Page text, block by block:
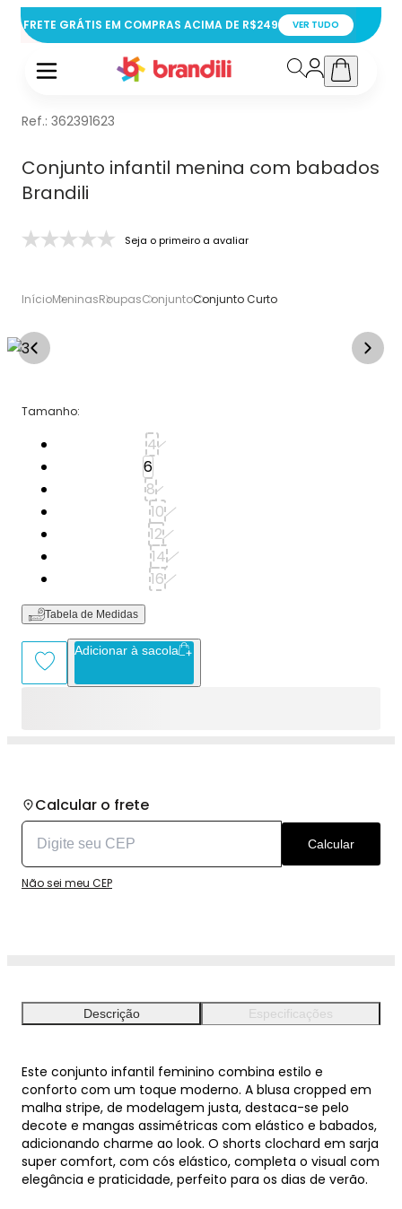
FRETE GRÁTIS EM COMPRAS ACIMA DE R$249 VER TUDO
Ref.: 362391623
Conjunto infantil menina com babados
Brandili
Seja o primeiro a avaliar
InícioMeninasRoupasConjuntoConjunto Curto
Tamanho:
4
6
8
10
12
14
16
Tabela de Medidas
Adicionar à sacola
Calcular o frete
Calcular
Não sei meu CEP
Descrição Especificações
Este conjunto infantil feminino combina estilo e
conforto com um toque moderno. A blusa cropped em
malha stripe, de modelagem justa, destaca-se pelo
decote e mangas assimétricas com elástico e babados,
adicionando charme ao look. O shorts clochard em sarja
super comfort, com cós elástico, completa o visual com
elegância e praticidade, perfeito para os dias de verão.